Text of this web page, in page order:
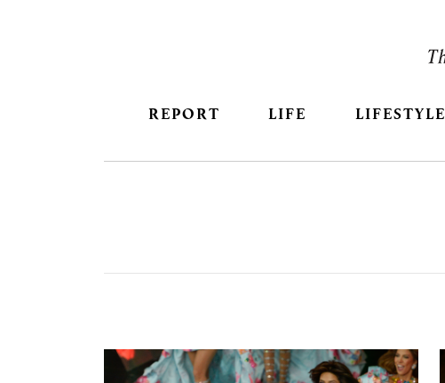
REPORT LIFE LIFESTYLE